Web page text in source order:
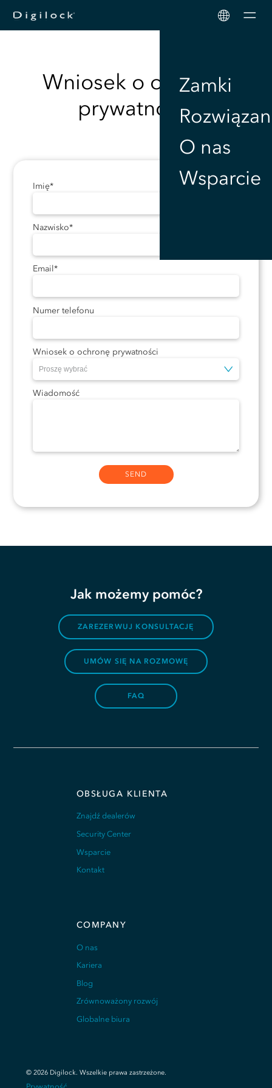
Zamki
O nas
Wsparcie
Wniosek o ochronę
prywatności
Imię*
Nazwisko*
Email*
Numer telefonu
Wniosek o ochronę prywatności
Wiadomość
Jak możemy pomóc?
ZAREZERWUJ KONSULTACJĘ
UMÓW SIĘ NA ROZMOWĘ
FAQ
OBSŁUGA KLIENTA
Znajdź dealerów
Security Center
Wsparcie
Kontakt
COMPANY
O nas
Kariera
Blog
Zrównoważony rozwój
Globalne biura
© 2026Digilock. Wszelkie prawa zastrzeżone.